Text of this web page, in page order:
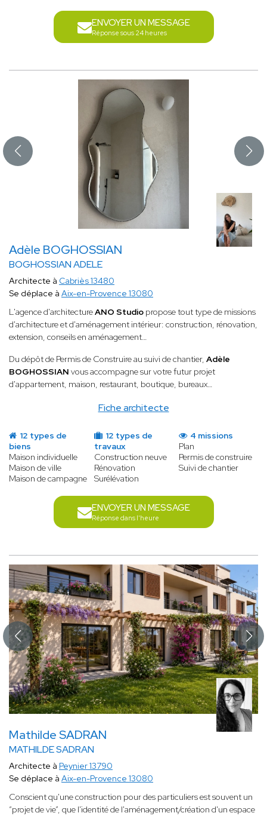
ENVOYER UN MESSAGE
Réponse sous 24 heures
Adèle BOGHOSSIAN
BOGHOSSIAN ADELE
Fiche architecte
Architecte à Cabriès 13480
Se déplace à Aix-en-Provence 13080
L'agence d'architectureANO Studio propose tout type de missions
d'architecture et d'aménagement intérieur: construction, rénovation,
extension, conseils en aménagement…
Du dépôt de Permis de Construire au suivi de chantier, Adèle
BOGHOSSIAN vous accompagne sur votre futur projet
d'appartement, maison, restaurant, boutique, bureaux…
12 types de
biens
Maison individuelle
Maison de ville
Maison de campagne
12 types de
travaux
Construction neuve
Rénovation
Surélévation
4 missions
Plan
Permis de construire
Suivi de chantier
ENVOYER UN MESSAGE
Réponse dans l'heure
Mathilde SADRAN
MATHILDE SADRAN
Architecte à Peynier 13790
Se déplace à Aix-en-Provence 13080
Conscient qu'une construction pour des particuliers est souvent un
“projet de vie”, que l'identité de l'aménagement/création d'un espace